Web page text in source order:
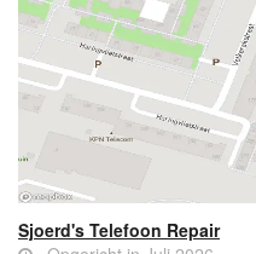
Sjoerd's Telefoon Repair